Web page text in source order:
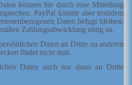
können Sie durch eine Mitteilung
PayPal könnte aber trotzdem
Daten befugt bleiben,
Zahlungsabwicklung nötig ist.
Daten an Dritte zu anderen
findet nicht statt.
Daten auch nur dann an Dritte